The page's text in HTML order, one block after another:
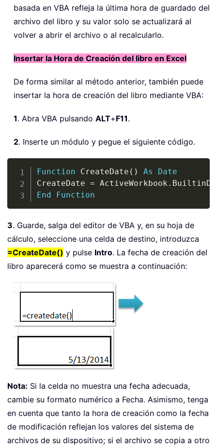
basada en VBA refleja la última hora de guardado del
archivo del libro y su valor solo se actualizará al
volver a abrir el archivo o al recalcularlo.
Insertar la Hora de Creación del libro en Excel
De forma similar al método anterior, también puede
insertar la hora de creación del libro mediante VBA:
1. Abra VBA pulsando ALT+F11.
2. Inserte un módulo y pegue el siguiente código.
Function CreateDate ( ) As
Date
CreateDate = ActiveWorkbook .
End
Function
3. Guarde, salga del editor de VBA y, en su hoja de
cálculo, seleccione una celda de destino, introduzca
=CreateDate() y pulse Intro. La fecha de creación del
libro aparecerá como se muestra a continuación:
Nota: Si la celda no muestra una fecha adecuada,
cambie su formato numérico a Fecha. Asimismo, tenga
en cuenta que tanto la hora de creación como la fecha
de modificación reflejan los valores del sistema de
archivos de su dispositivo; si el archivo se copia a otro